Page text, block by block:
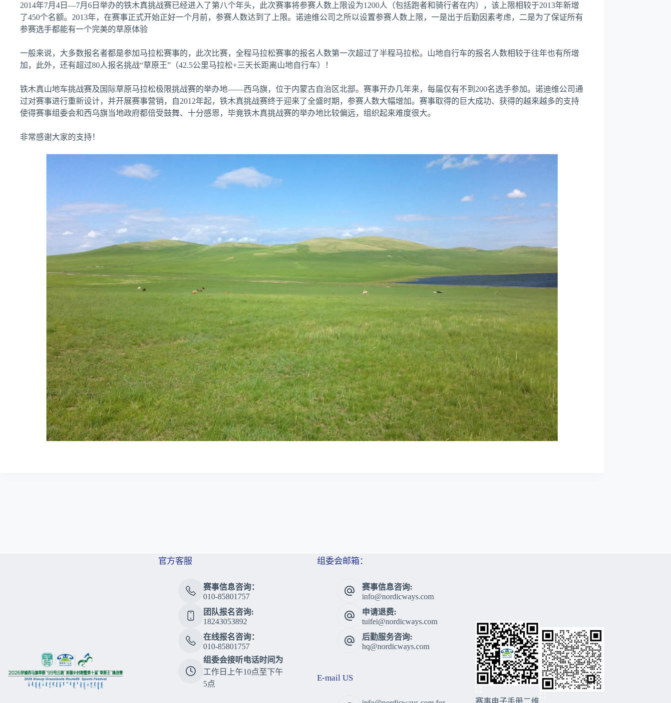
2014年7月4日—7月6日举办的铁木真挑战赛已经进入了第八个年头，此次赛事将参赛人数上限设为1200人（包括跑者和骑行者在内），该上限相较于2013年新增
了450个名额。2013年，在赛事正式开始正好一个月前，参赛人数达到了上限。诺迪维公司之所以设置参赛人数上限，一是出于后勤因素考虑，二是为了保证所有
参赛选手都能有一个完美的草原体验
一般来说，大多数报名者都是参加马拉松赛事的，此次比赛，全程马拉松赛事的报名人数第一次超过了半程马拉松。山地自行车的报名人数相较于往年也有所增
加，此外，还有超过80人报名挑战“草原王”（42.5公里马拉松+三天长距离山地自行车）！
铁木真山地车挑战赛及国际草原马拉松极限挑战赛的举办地——西乌旗，位于内蒙古自治区北部。赛事开办几年来，每届仅有不到200名选手参加。诺迪维公司通
过对赛事进行重新设计，并开展赛事营销，自2012年起，铁木真挑战赛终于迎来了全盛时期，参赛人数大幅增加。赛事取得的巨大成功、获得的越来越多的支持
使得赛事组委会和西乌旗当地政府都倍受鼓舞、十分感恩，毕竟铁木真挑战赛的举办地比较偏远，组织起来难度很大。
非常感谢大家的支持！
官方客服
赛事信息咨询：
010-85801757
团队报名咨询:
18243053892
在线报名咨询：
010-85801757
组委会接听电话时间为
工作日上午10点至下午
5点
组委会邮箱：
赛事信息咨询:
info@nordicways.com
申请退费:
tuifei@nordicways.com
后勤服务咨询:
hq@nordicways.com
E-mail US
赛事电子手册二维